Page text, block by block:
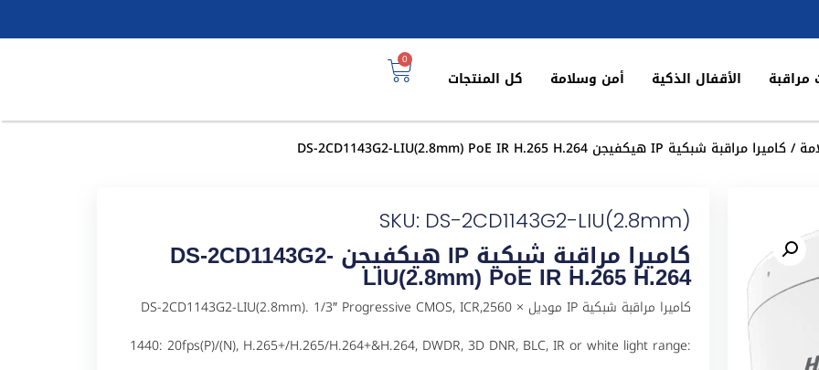
مراقبة الأقفال الذكية أمن وسلامة كل المنتجات
0
/ كاميرا مراقبة شبكية IP هيكفيجن DS-2CD1143G2-LIU(2.8mm) PoE IR H.265 H.264
SKU: DS-2CD1143G2-LIU(2.8mm)
كاميرا مراقبة شبكية IP هيكفيجن DS-2CD1143G2-
LIU(2.8mm) PoE IR H.265 H.264
كاميرا مراقبة شبكية IP موديل DS-2CD1143G2-LIU(2.8mm). 1/3″ Progressive CMOS, ICR,2560 ×
1440: 20fps(P)/(N), H.265+/H.265/H.264+&H.264, DWDR, 3D DNR, BLC, IR or white light range: